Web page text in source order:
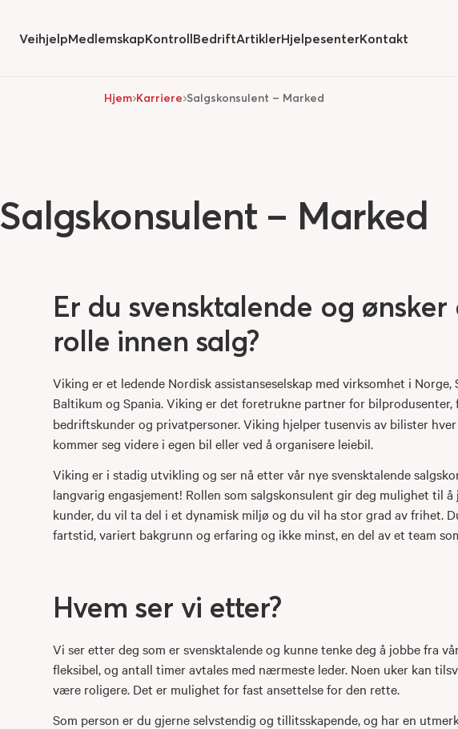
Hidesubmenu for
VeihjelpMedlemskap
Hidesubmenu for
Kontroll
Hide submenu for
Bedrift
Hidesubmenu for
Artikler
Hidesubmenu for
HjelpesenterKontakt
Hjem Karriere Salgskonsulent – Marked
Salgskonsulent – Marked
Er du svensktalende og
rolle innen salg?
Viking er et ledende Nordisk assistanseselskap med virksomhet i Norge,
Baltikum og Spania. Viking er det foretrukne partner for bilprodusenter,
bedriftskunder og privatpersoner. Viking hjelper tusenvis av bilister
kommer seg videre i egen bil eller ved å organisere leiebil.
Viking er i stadig utvikling og ser nå etter vår nye svensktalende
langvarig engasjement! Rollen som salgskonsulent gir deg mulighet til å
kunder, du vil ta del i et dynamisk miljø og du vil ha stor grad av frihet.
fartstid, variert bakgrunn og erfaring og ikke minst, en del av et team
Hvem ser vi etter?
Vi ser etter deg som er svensktalende og kunne tenke deg å jobbe fra
fleksibel, og antall timer avtales med nærmeste leder. Noen uker kan
være roligere. Det er mulighet for fast ansettelse for den rette.
Som person er du gjerne selvstendig og tillitsskapende, og har en